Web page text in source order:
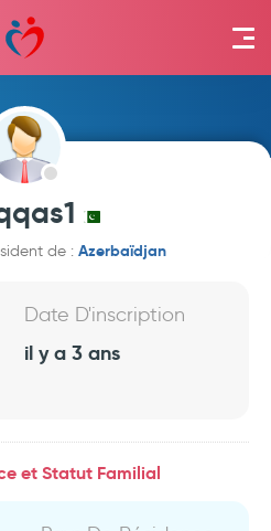
de : Azerbaïdjan
Date D'inscription
il y a 3 ans
et Statut Familial